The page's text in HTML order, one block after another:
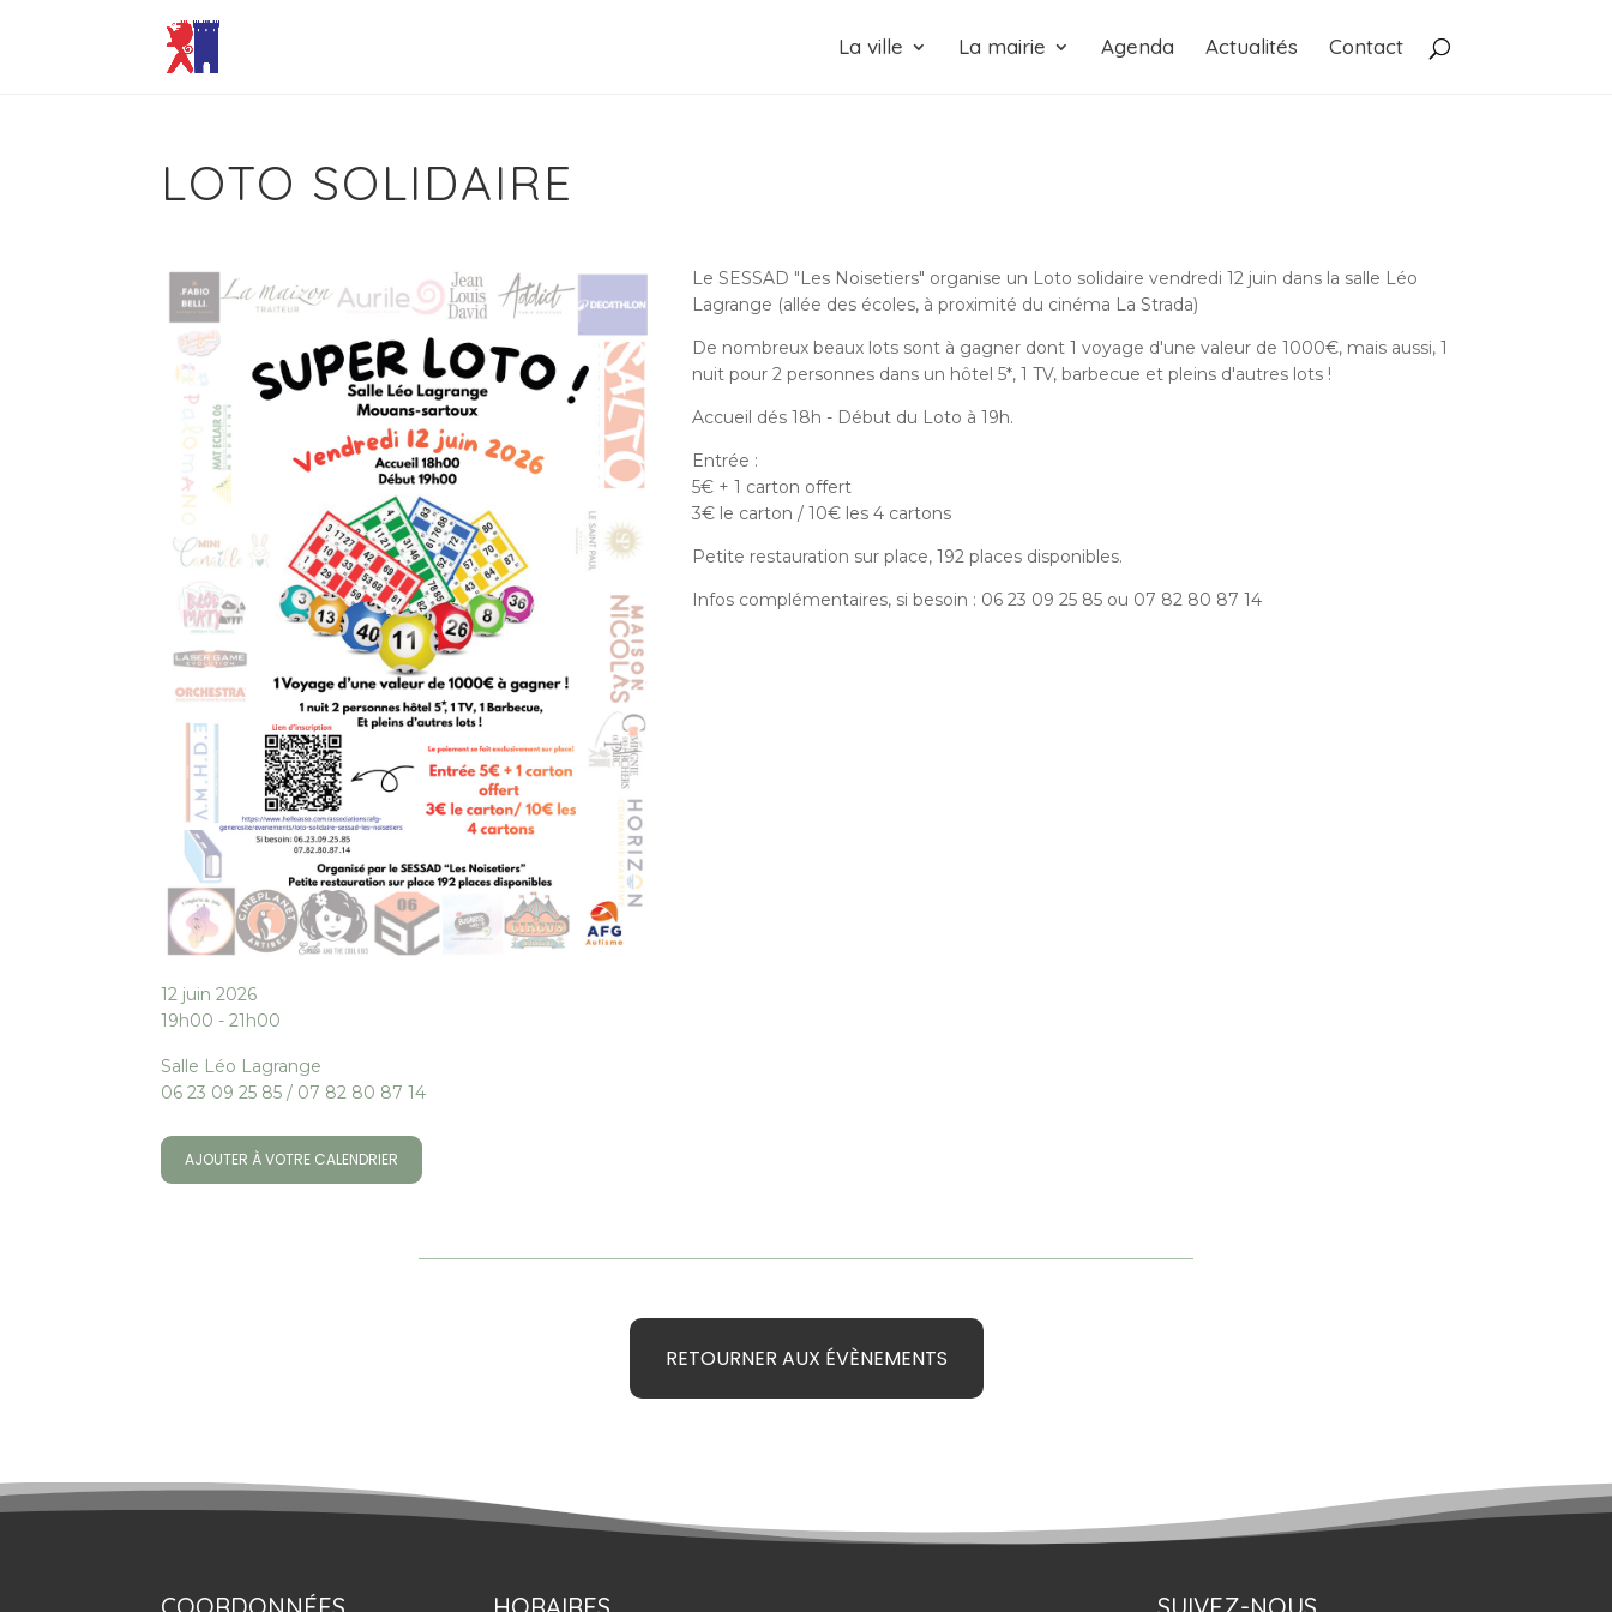
La ville La mairie Agenda Actualités Contact
LOTO SOLIDAIRE
12 juin 2026
19h00 - 21h00
Salle Léo Lagrange
06 23 09 25 85 / 07 82 80 87 14
AJOUTER À VOTRE CALENDRIER
Le SESSAD "Les Noisetiers" organise un Loto solidaire vendredi 12 juin dans la salle Léo
Lagrange (allée des écoles, à proximité du cinéma La Strada)
De nombreux beaux lots sont à gagner dont 1 voyage d'une valeur de 1000€, mais aussi, 1
nuit pour 2 personnes dans un hôtel 5*, 1 TV, barbecue et pleins d'autres lots !
Accueil dés 18h - Début du Loto à 19h.
Entrée :
5€ + 1 carton offert
3€ le carton / 10€ les 4 cartons
Petite restauration sur place, 192 places disponibles.
Infos complémentaires, si besoin : 06 23 09 25 85 ou 07 82 80 87 14
RETOURNER AUX ÉVÈNEMENTS